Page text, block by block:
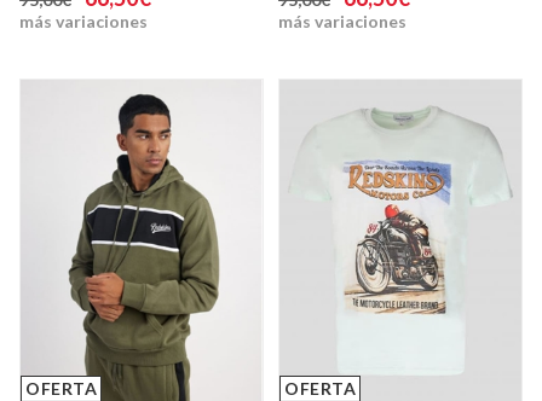
más variaciones más variaciones
OFERTA
OFERTA